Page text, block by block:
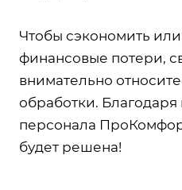
Чтобы сэкономить
финансовые потери,
внимательно
обработки.
персонала
будет решена!